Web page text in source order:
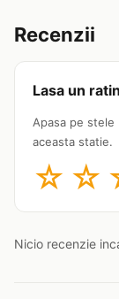
Recenzii
Lasa un
Apasa pe
aceasta statie.
☆ ☆
Nicio recenzie